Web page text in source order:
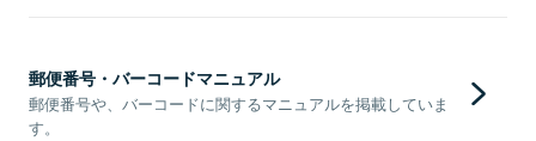
郵便番号・バーコードマニュアル
郵便番号や、バーコードに関するマニュアルを掲載していま
す。